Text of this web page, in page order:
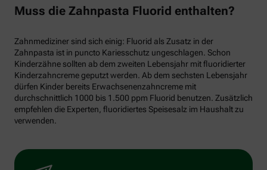
Muss die Zahnpasta Fluorid enthalten?
Zahnmediziner sind sich einig: Fluorid als Zusatz in der
Zahnpasta ist in puncto Kariesschutz ungeschlagen. Schon
Kinderzähne sollten ab dem zweiten Lebensjahr mit fluoridierter
Kinderzahncreme geputzt werden. Ab dem sechsten Lebensjahr
dürfen Kinder bereits Erwachsenenzahncreme mit
durchschnittlich 1000 bis 1.500 ppm Fluorid benutzen. Zusätzlich
empfehlen die Experten, fluoridiertes Speisesalz im Haushalt zu
verwenden.